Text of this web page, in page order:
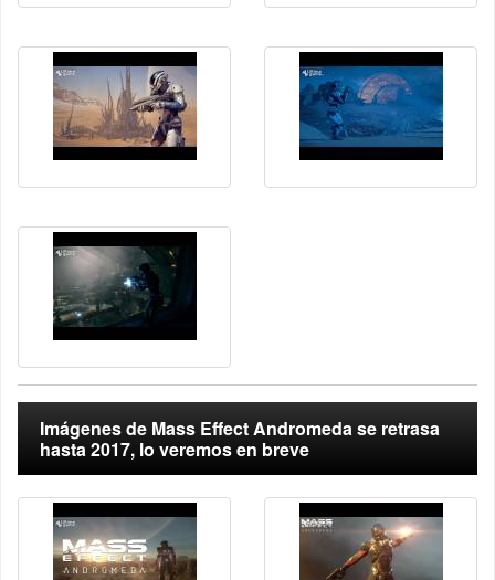
Imágenes de Mass Effect Andromeda se retrasa
hasta 2017, lo veremos en breve